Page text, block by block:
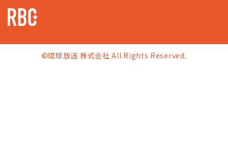
©琉球放送 株式会社 All Rights Reserved.